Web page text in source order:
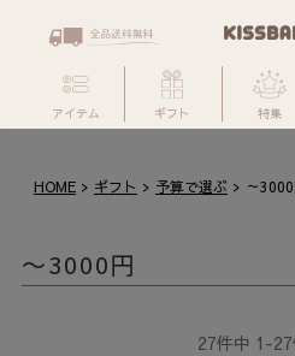
アイテム ギフト 特集
HOME ギフト 予算で選ぶ ～
～3000円
27件中 1 -27